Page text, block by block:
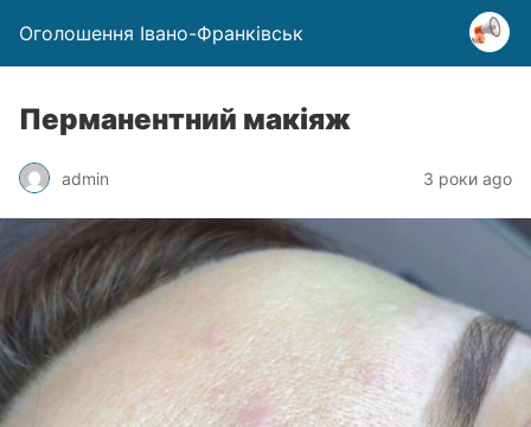
Оголошення Івано-Франківськ
Перманентний макіяж
admin 3 роки ago